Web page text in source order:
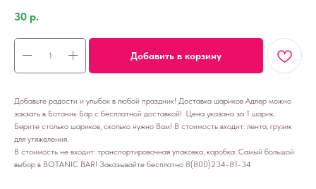
30 р.
Добавить в корзину
Добавьте радости и улыбок в любой праздник! Доставка шариков Адлер можно
закзать в Ботаник Бар с бесплатной доставкой!. Цена указана за 1 шарик.
Берите столько шариков, сколько нужно Вам! В стоимость входит: лента, грузик
для утяжеления.
В стоимость не входит: транспортировочная упаковка, коробка. Самый большой
выбор в BOTANIC BAR! Заказывайте бесплатно 8(800)234-81-34